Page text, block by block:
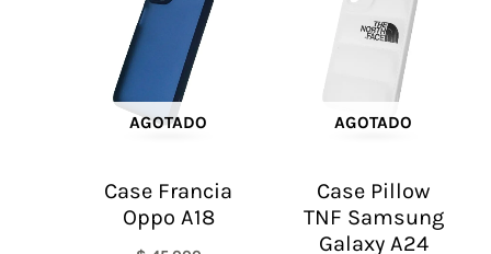
AGOTADO
Case Francia
Oppo A18
AGOTADO
Case Pillow
TNF Samsung
Galaxy A24